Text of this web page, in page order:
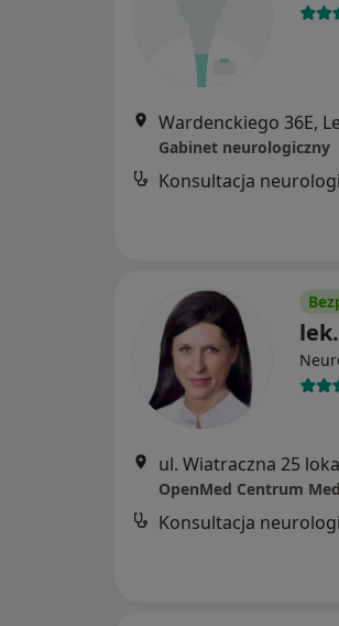
Wardenckiego 36E,
Gabinet neurologiczny
Konsultacja
ul. Wiatraczna 25
OpenMed Centrum
Konsultacja